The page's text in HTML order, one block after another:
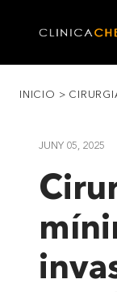
INICIO >
JUNY 05, 2025